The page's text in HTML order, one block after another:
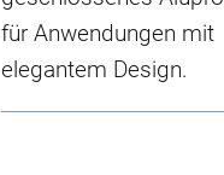
für Anwendungen mit
elegantem Design.